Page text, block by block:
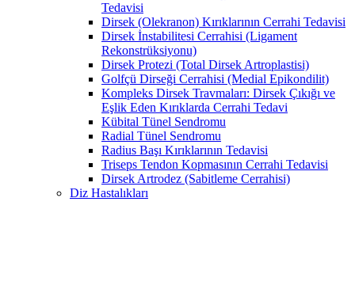
Tedavisi
Dirsek (Olekranon) Kırıklarının Cerrahi Tedavisi
Dirsek İnstabilitesi Cerrahisi (Ligament
Rekonstrüksiyonu)
Dirsek Protezi (Total Dirsek Artroplastisi)
Golfçü Dirseği Cerrahisi (Medial Epikondilit)
Kompleks Dirsek Travmaları: Dirsek Çıkığı ve
Eşlik Eden Kırıklarda Cerrahi Tedavi
Kübital Tünel Sendromu
Radial Tünel Sendromu
Radius Başı Kırıklarının Tedavisi
Triseps Tendon Kopmasının Cerrahi Tedavisi
Dirsek Artrodez (Sabitleme Cerrahisi)
Diz Hastalıkları